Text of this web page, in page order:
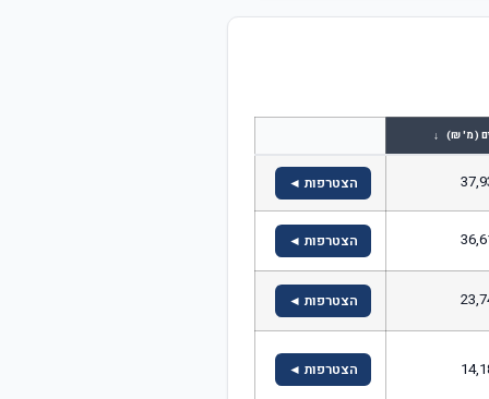
(מ' ₪) ↓
הצטרפות ◄
הצטרפות ◄
הצטרפות ◄
הצטרפות ◄